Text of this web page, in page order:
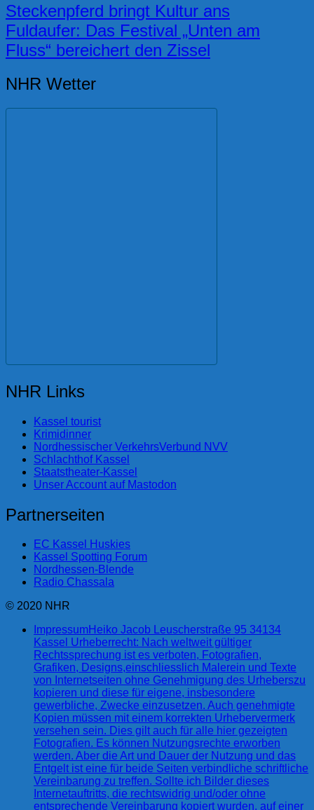
Steckenpferd bringt Kultur ans
Fuldaufer: Das Festival „Unten am
Fluss“ bereichert den Zissel
NHR Wetter
NHR Links
Kassel tourist
Krimidinner
Nordhessischer VerkehrsVerbund NVV
Schlachthof Kassel
Staatstheater-Kassel
Unser Account auf Mastodon
Partnerseiten
EC Kassel Huskies
Kassel Spotting Forum
Nordhessen-Blende
Radio Chassala
© 2020 NHR
ImpressumHeiko Jacob Leuscherstraße 95 34134
Kassel Urheberrecht: Nach weltweit gültiger
Rechtssprechung ist es verboten, Fotografien,
Grafiken, Designs,einschliesslich Malerein und Texte
von Internetseiten ohne Genehmigung des Urheberszu
kopieren und diese für eigene, insbesondere
gewerbliche, Zwecke einzusetzen. Auch genehmigte
Kopien müssen mit einem korrekten Urhebervermerk
versehen sein. Dies gilt auch für alle hier gezeigten
Fotografien. Es können Nutzungsrechte erworben
werden. Aber die Art und Dauer der Nutzung und das
Entgelt ist eine für beide Seiten verbindliche schriftliche
Vereinbarung zu treffen. Sollte ich Bilder dieses
Internetauftritts, die rechtswidrig und/oder ohne
entsprechende Vereinbarung kopiert wurden, auf einer